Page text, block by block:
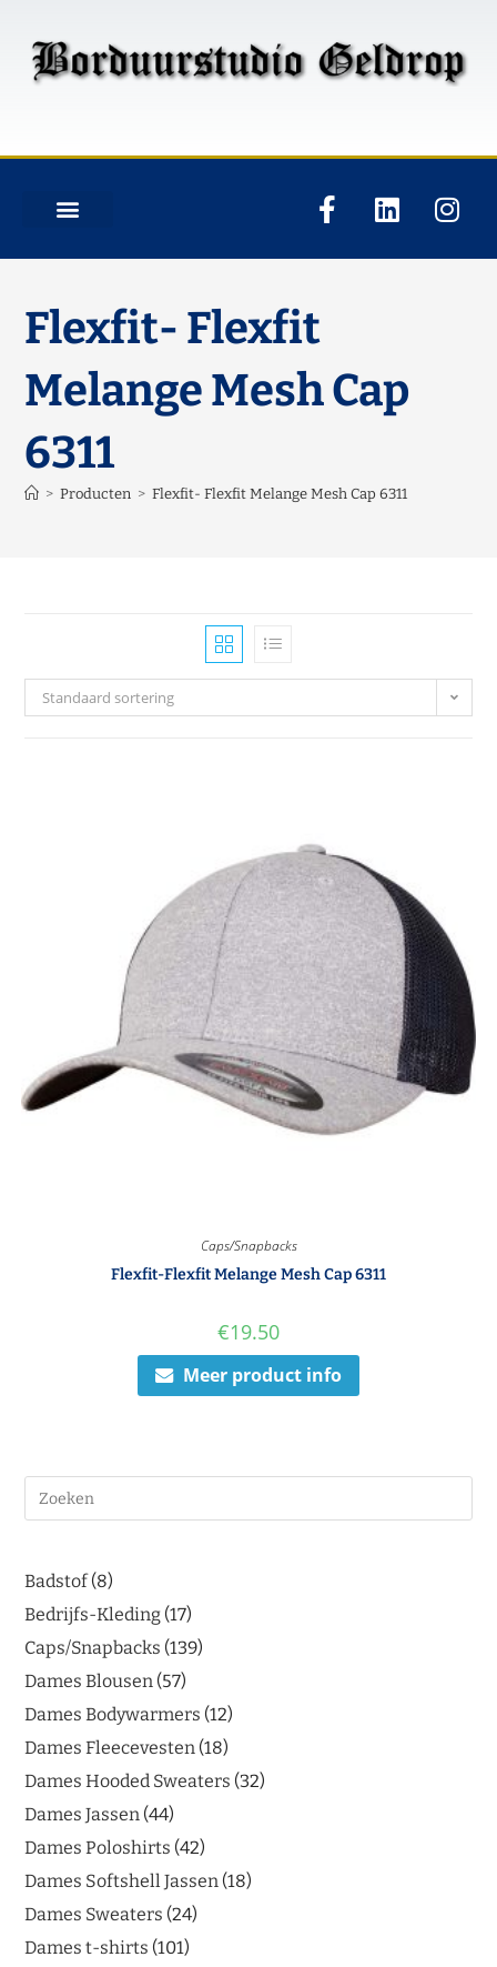
Flexfit- Flexfit
Melange Mesh Cap
6311
> Producten > Flexfit- Flexfit Melange Mesh Cap 6311
Standaard sortering
Caps/Snapbacks
Flexfit-Flexfit Melange Mesh Cap 6311
€19.50
Meer product info
Badstof 8
Bedrijfs-Kleding 17
Caps/Snapbacks 139
Dames Blousen 57
Dames Bodywarmers 12
Dames Fleecevesten 18
Dames Hooded Sweaters 32
Dames Jassen 44
Dames Poloshirts 42
Dames Softshell Jassen 18
Dames Sweaters 24
Dames t-shirts 101